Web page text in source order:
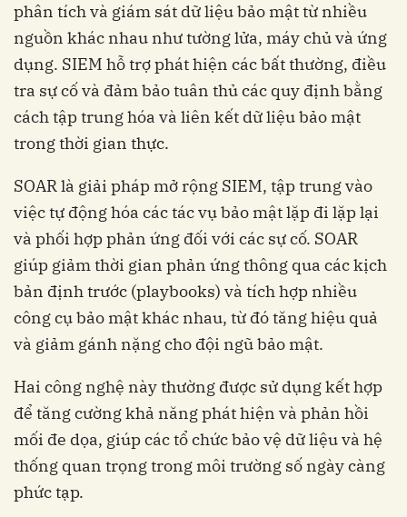
phân tích và giám sát dữ liệu bảo mật từ nhiều
nguồn khác nhau như tường lửa, máy chủ và ứng
dụng. SIEM hỗ trợ phát hiện các bất thường, điều
tra sự cố và đảm bảo tuân thủ các quy định bằng
cách tập trung hóa và liên kết dữ liệu bảo mật
trong thời gian thực.
SOAR là giải pháp mở rộng SIEM, tập trung vào
việc tự động hóa các tác vụ bảo mật lặp đi lặp lại
và phối hợp phản ứng đối với các sự cố. SOAR
giúp giảm thời gian phản ứng thông qua các kịch
bản định trước (playbooks) và tích hợp nhiều
công cụ bảo mật khác nhau, từ đó tăng hiệu quả
và giảm gánh nặng cho đội ngũ bảo mật.
Hai công nghệ này thường được sử dụng kết hợp
để tăng cường khả năng phát hiện và phản hồi
mối đe dọa, giúp các tổ chức bảo vệ dữ liệu và hệ
thống quan trọng trong môi trường số ngày càng
phức tạp.